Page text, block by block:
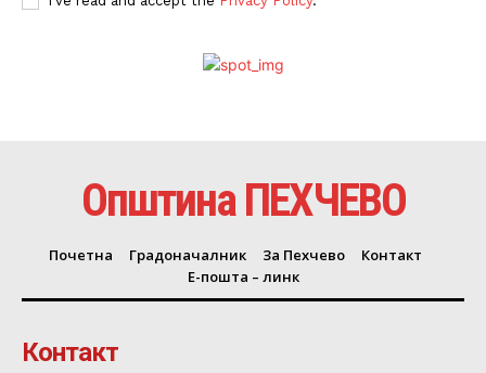
Општина ПЕХЧЕВО
Почетна Градоначалник За Пехчево
Контакт
Е-пошта – линк
Контакт